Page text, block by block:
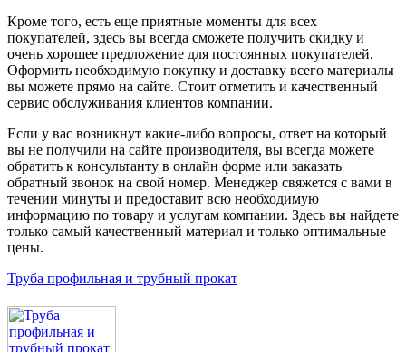
Кроме того, есть еще приятные моменты для всех
покупателей, здесь вы всегда сможете получить скидку и
очень хорошее предложение для постоянных покупателей.
Оформить необходимую покупку и доставку всего материалы
вы можете прямо на сайте. Стоит отметить и качественный
сервис обслуживания клиентов компании.
Если у вас возникнут какие-либо вопросы, ответ на который
вы не получили на сайте производителя, вы всегда можете
обратить к консультанту в онлайн форме или заказать
обратный звонок на свой номер. Менеджер свяжется с вами в
течении минуты и предоставит всю необходимую
информацию по товару и услугам компании. Здесь вы найдете
только самый качественный материал и только оптимальные
цены.
Труба профильная и трубный прокат